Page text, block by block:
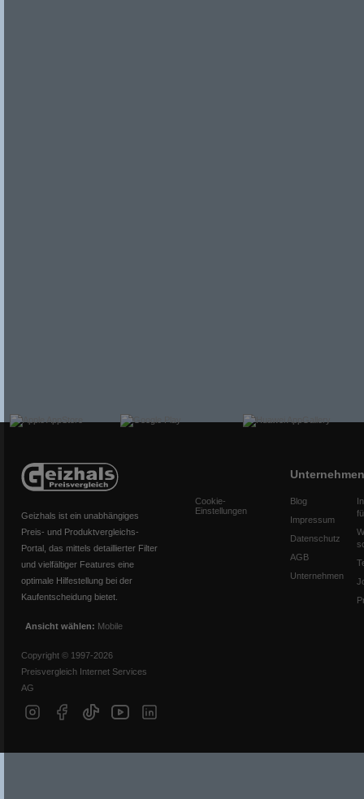
Geizhals ist ein unabhängiges
Preis- und Produktvergleichs-
Portal, das mittels detaillierter Filter
und vielfältiger Features eine
optimale Hilfestellung bei der
Kaufentscheidung bietet.
Ansicht wählen: Mobile
Copyright © 1997-2026
Preisvergleich Internet Services
AG
Cookie-
Einstellungen
Unternehmen
Blog
Impressum
Datenschutz
AGB
Unternehmen